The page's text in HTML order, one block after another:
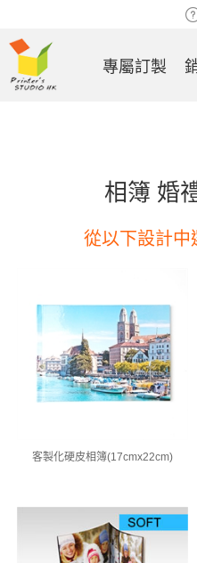
相簿 婚
從以下設計中
客製化硬皮相簿(17cmx22cm)
專屬訂製